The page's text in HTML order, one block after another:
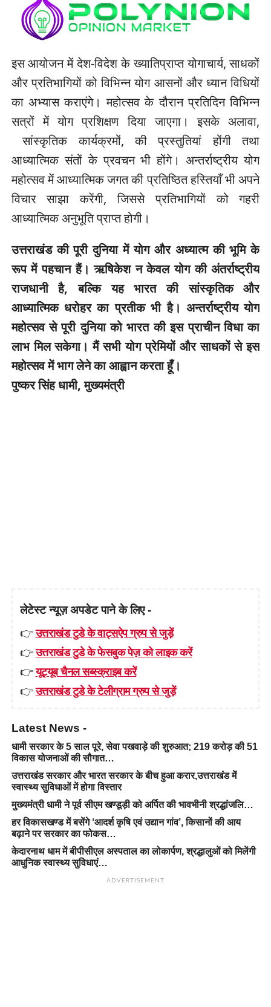
इस आयोजन में देश-विदेश के ख्यातिप्राप्त योगाचार्य, साधकों
और प्रतिभागियों को विभिन्न योग आसनों और ध्यान विधियों
का अभ्यास कराएंगे। महोत्सव के दौरान प्रतिदिन विभिन्न
सत्रों में योग प्रशिक्षण दिया जाएगा। इसके अलावा,
सांस्कृतिक कार्यक्रमों, की प्रस्तुतियां होंगी तथा
आध्यात्मिक संतों के प्रवचन भी होंगे। अन्तर्राष्ट्रीय योग
महोत्सव में आध्यात्मिक जगत की प्रतिष्ठित हस्तियाँ भी अपने
विचार साझा करेंगी, जिससे प्रतिभागियों को गहरी
आध्यात्मिक अनुभूति प्राप्त होगी।
उत्तराखंड की पूरी दुनिया में योग और अध्यात्म की भूमि के
रूप में पहचान हैं। ऋषिकेश न केवल योग की अंतर्राष्ट्रीय
राजधानी है, बल्कि यह भारत की सांस्कृतिक और
आध्यात्मिक धरोहर का प्रतीक भी है। अन्तर्राष्ट्रीय योग
महोत्सव से पूरी दुनिया को भारत की इस प्राचीन विधा का
लाभ मिल सकेगा। मैं सभी योग प्रेमियों और साधकों से इस
महोत्सव में भाग लेने का आह्वान करता हूँ।
पुष्कर सिंह धामी, मुख्यमंत्री
लेटेस्ट न्यूज़ अपडेट पाने के लिए -
👉उत्तराखंड टुडे के वाट्सऐप ग्रुप से जुड़ें
👉उत्तराखंड टुडे के फेसबुक पेज़ को लाइक करें
👉यूट्यूब चैनल सब्स्क्राइब करें
👉उत्तराखंड टुडे के टेलीग्राम ग्रुप से जुड़ें
Latest News -
धामी सरकार के 5 साल पूरे, सेवा पखवाड़े की शुरुआत; 219 करोड़ की 51
विकास योजनाओं की सौगात…
उत्तराखंड सरकार और भारत सरकार के बीच हुआ करार,उत्तराखंड में
स्वास्थ्य सुविधाओं में होगा विस्तार
मुख्यमंत्री धामी ने पूर्व सीएम खण्डूड़ी को अर्पित की भावभीनी श्रद्धांजलि…
हर विकासखण्ड में बसेंगे ‘आदर्श कृषि एवं उद्यान गांव’, किसानों की आय
बढ़ाने पर सरकार का फोकस…
केदारनाथ धाम में बीपीसीएल अस्पताल का लोकार्पण, श्रद्धालुओं को मिलेंगी
आधुनिक स्वास्थ्य सुविधाएं…
ADVERTISEMENT